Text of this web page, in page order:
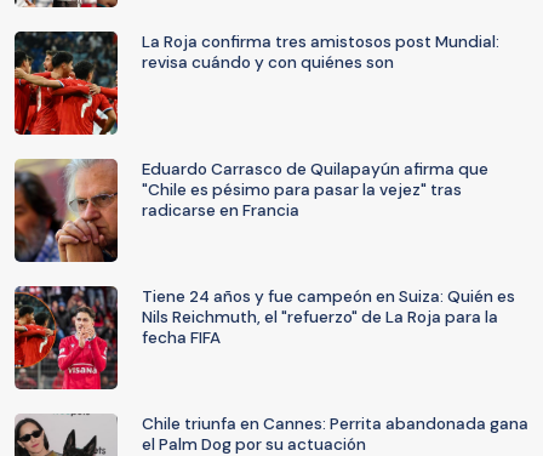
La Roja confirma tres amistosos post Mundial:
revisa cuándo y con quiénes son
Eduardo Carrasco de Quilapayún afirma que
"Chile es pésimo para pasar la vejez" tras
radicarse en Francia
Tiene 24 años y fue campeón en Suiza: Quién es
Nils Reichmuth, el "refuerzo" de La Roja para la
fecha FIFA
Chile triunfa en Cannes: Perrita abandonada gana
el Palm Dog por su actuación